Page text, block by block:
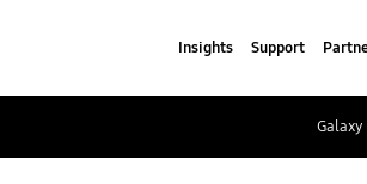
Insights Support
Galaxy